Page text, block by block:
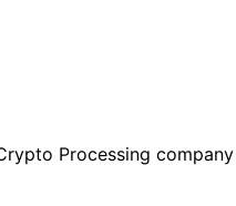
Processing company